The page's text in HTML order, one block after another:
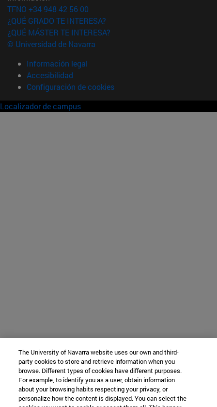
TFNO +34 948 42 56 00
¿QUÉ GRADO TE INTERESA?
¿QUÉ MÁSTER TE INTERESA?
© Universidad de Navarra
Información legal
Accesibilidad
Configuración de cookies
Localizador de campus
The University of Navarra website uses our own and third-
party cookies to store and retrieve information when you
browse. Different types of cookies have different purposes.
For example, to identify you as a user, obtain information
about your browsing habits respecting your privacy, or
personalize how the content is displayed. You can select the